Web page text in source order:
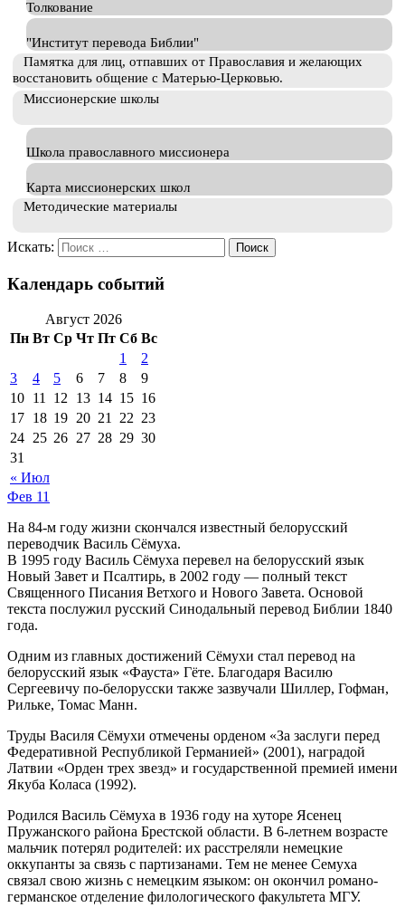
Толкование
"Институт перевода Библии"
Памятка для лиц, отпавших от Православия и желающих
восстановить общение с Матерью-Церковью.
Миссионерские школы
Школа православного миссионера
Карта миссионерских школ
Методические материалы
Искать:
Календарь событий
Август 2026
Пн Вт Ср Чт Пт Сб Вс
« Июл
1
2
3
4 5 6 7 8
9
10 11 12 13 14 15 16
17 18 19 20 21 22 23
24 25 26 27 28 29 30
31
Фев 11
На 84-м году жизни скончался известный белорусский
переводчик Василь Сёмуха.
В 1995 году Василь Сёмуха перевел на белорусский язык
Новый Завет и Псалтирь, в 2002 году — полный текст
Священного Писания Ветхого и Нового Завета. Основой
текста послужил русский Синодальный перевод Библии 1840
года.
Одним из главных достижений Сёмухи стал перевод на
белорусский язык «Фауста» Гёте. Благодаря Василю
Сергеевичу по-белорусски также зазвучали Шиллер, Гофман,
Рильке, Томас Манн.
Труды Василя Сёмухи отмечены орденом «За заслуги перед
Федеративной Республикой Германией» (2001), наградой
Латвии «Орден трех звезд» и государственной премией имени
Якуба Коласа (1992).
Родился Василь Сёмуха в 1936 году на хуторе Ясенец
Пружанского района Брестской области. В 6-летнем возрасте
мальчик потерял родителей: их расстреляли немецкие
оккупанты за связь с партизанами. Тем не менее Семуха
связал свою жизнь с немецким языком: он окончил романо-
германское отделение филологического факультета МГУ.